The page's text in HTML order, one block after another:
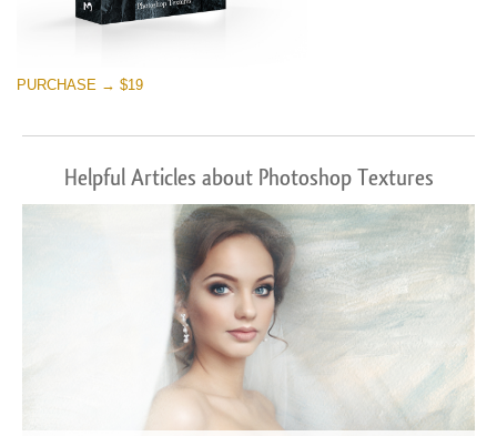
PURCHASE → $19
Helpful Articles about Photoshop Textures